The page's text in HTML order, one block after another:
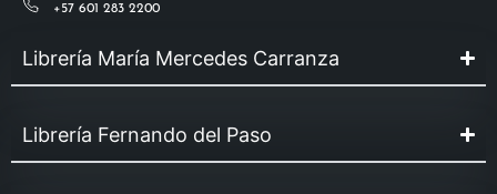
+57 601 283 2200
Librería María Mercedes Carranza
Librería Fernando del Paso